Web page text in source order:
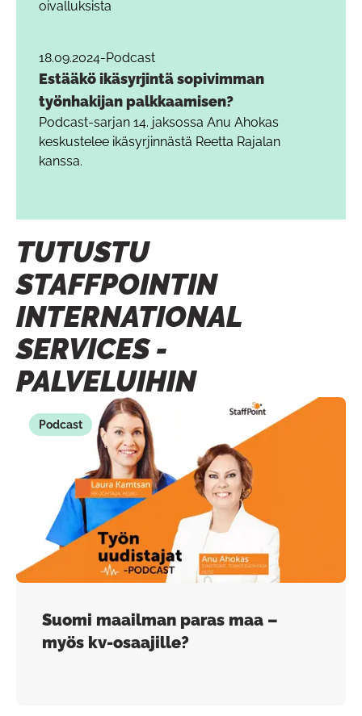
oivalluksista
18.09.2024-Podcast
Estääkö ikäsyrjintä sopivimman
työnhakijan palkkaamisen?
Podcast-sarjan 14. jaksossa Anu Ahokas
keskustelee ikäsyrjinnästä Reetta Rajalan
kanssa.
TUTUSTU
STAFFPOINTIN
INTERNATIONAL
SERVICES -
PALVELUIHIN
Podcast
Suomi maailman paras maa –
myös kv-osaajille?